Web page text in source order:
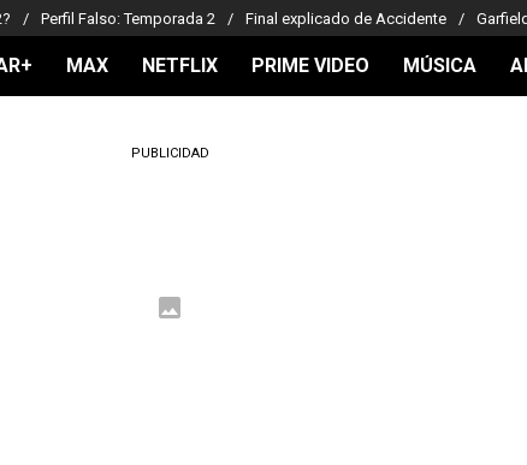
Perfil Falso: Temporada 2 Final explicado de Accidente
MAX NETFLIX PRIME VIDEO MÚSICA
PUBLICIDAD